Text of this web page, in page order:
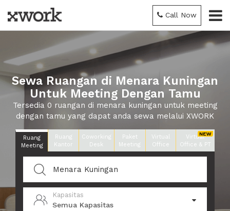
Call Now
Sewa Ruangan di Menara Kuningan
Untuk Meeting Dengan Tamu
Tersedia 0 ruangan di menara kuningan untuk meeting
dengan tamu yang dapat anda sewa melalui XWORK
Ruang
Meeting
Ruang
Kantor
Coworking
Desk
Paket
Meeting
Virtual
Office
Virtual
Office & PT
Kapasitas
Semua Kapasitas